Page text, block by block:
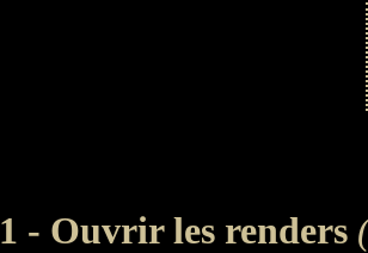
1 - Ouvrir les renders